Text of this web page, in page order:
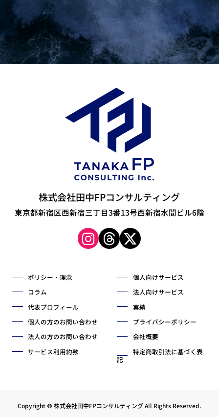
株式会社田中FPコンサルティング
東京都新宿区西新宿三丁目3番13号西新宿水間ビル6階
ポリシー・理念
個人向けサービス
コラム
法人向けサービス
代表プロフィール
実績
個人の方のお問い合わせ
プライバシーポリシー
法人の方のお問い合わせ
会社概要
サービス利用約款
特定商取引法に基づく表
記
Copyright © 株式会社田中FPコンサルティング All Rights Reserved.